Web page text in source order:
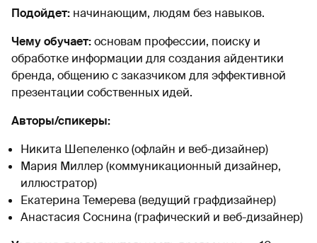
Подойдет: начинающим, людям без навыков.
Чему обучает:основам профессии, поиску и
обработке информации для создания айдентики
бренда, общению с заказчиком для эффективной
презентации собственных идей.
Авторы/спикеры:
Никита Шепеленко (офлайн и веб-дизайнер)
Мария Миллер (коммуникационный дизайнер,
иллюстратор)
Екатерина Темерева (ведущий графдизайнер)
Анастасия Соснина (графический и веб-дизайнер)